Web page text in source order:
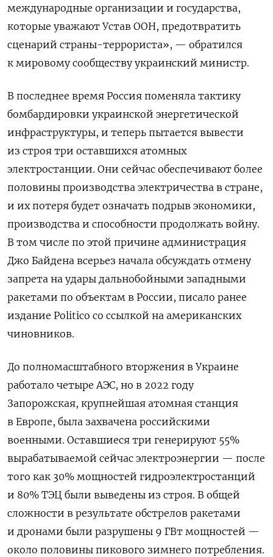
международные организации и государства,
которые уважают Устав ООН, предотвратить
сценарий страны-террориста», — обратился
к мировому сообществу украинский министр.
В последнее время Россия поменяла тактику
бомбардировки украинской энергетической
инфраструктуры, и теперь пытается вывести
из строя три оставшихся атомных
электростанции. Они сейчас обеспечивают более
половины производства электричества в стране,
и их потеря будет означать подрыв экономики,
производства и способности продолжать войну.
В том числе по этой причине администрация
Джо Байдена всерьез начала обсуждать отмену
запрета на удары дальнобойными западными
ракетами по объектам в России, писало ранее
издание Politico со ссылкой на американских
чиновников.
До полномасштабного вторжения в Украине
работало четыре АЭС, но в 2022 году
Запорожская, крупнейшая атомная станция
в Европе, была захвачена российскими
военными. Оставшиеся три генерируют 55%
вырабатываемой сейчас электроэнергии — после
того как 30% мощностей гидроэлектростанций
и 80% ТЭЦ были выведены из строя. В общей
сложности в результате обстрелов ракетами
и дронами были разрушены 9 ГВт мощностей —
около половины пикового зимнего потребления.